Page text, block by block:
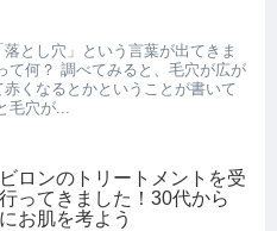
とし穴」という言葉が出てきま
て何？ 調べてみると、毛穴が広が
くなるとかということが書いて
穴が...
ロンのトリートメントを受
ってきました！30代から
お肌を考よう